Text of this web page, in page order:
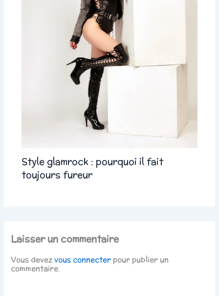
Style glamrock : pourquoi il fait
toujours fureur
Laisser un commentaire
Vous devezvous connecter pour publier un
commentaire.